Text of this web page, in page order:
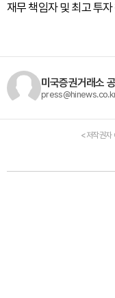
재무 책임자 및 최고 투
미국증권거래소
<저작권자